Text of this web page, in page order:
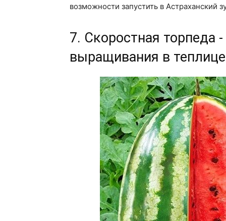
возможности запустить в Астраханский
7. Скоростная торпеда
выращивания в